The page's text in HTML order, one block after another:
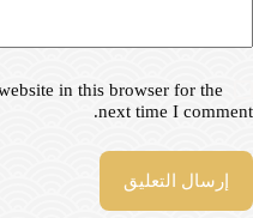
in this browser for the
next time I comment.
إرسال التعليق